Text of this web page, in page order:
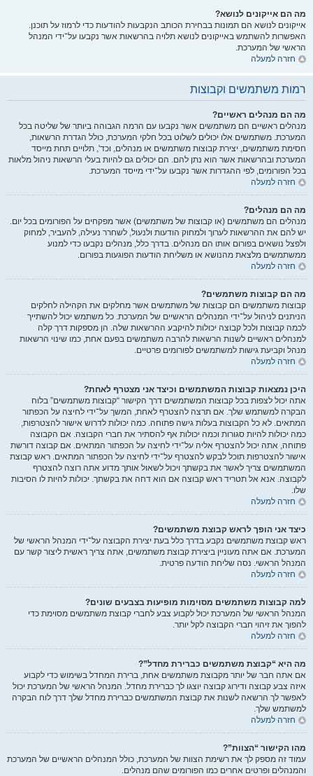
מה הם אייקונים לנושא?
אייקונים לנושא הם תמונות בבחירת הכותב הנקבעות להודעות כדי לרמוז על תוכנן.
האפשרות להשתמש באייקונים לנושא תלויה בהרשאות אשר נקבעו על־ידי המנהל
הראשי של המערכת.
חזרה למעלה
רמות משתמשים וקבוצות
מה הם מנהלים ראשיים?
מנהלים ראשיים הם משתמשים אשר נקבעו עם הרמה הגבוהה ביותר של שליטה בכל
המערכת. משתמשים אלו יכולים לשלוט בכל חלקי המערכת, כולל הגדרת הרשאות,
חסימת משתמשים, יצירת קבוצות משתמשים או מנהלים, וכד', תלויים תחת מייסד
המערכת ובהרשאות אשר הוא נתן להם. הם יכולים גם להיות בעלי הרשאות ניהול מלאות
בכל הפורומים, לפי ההגדרות אשר נקבעו על־ידי מייסד המערכת.
חזרה למעלה
מה הם מנהלים?
מנהלים הם משתמשים (או קבוצות של משתמשים) אשר מפקחים על הפורומים בכל יום.
יש להם את ההרשאות לערוך ולמחוק הודעות ולנעול, לשחרר נעילה, להעביר, למחוק
ולפצל נושאים בפורום אותו הם מנהלים. בדרך כלל, מנהלים נקבעו כדי למנוע
ממשתמשים מלצאת מהנושא או משליחת הודעות הפוגעות בפורום.
חזרה למעלה
מה הם קבוצות משתמשים?
קבוצות משתמשים הם קבוצות של משתמשים אשר מחלקים את הקהילה לחלקים
הניתנים לניהול על־ידי המנהלים הראשיים של המערכת. כל משתמש יכול להשתייך
לכמה קבוצות ולכל קבוצה יכולות להיקבע ההרשאות שלה. הן מספקות דרך קלה
למנהלים ראשיים לשנות הרשאות להרבה משתמשים בפעם אחת, כמו שינוי הרשאות
מנהל וקביעת גישות למשתמשים לפורומים פרטיים.
חזרה למעלה
היכן נמצאות קבוצות המשתמשים וכיצד אני מצטרף לאחת?
אתה יכול לצפות בכל קבוצות המשתמשים דרך הקישור “קבוצות משתמשים” בלוח
הבקרה למשתמש שלך. אם תרצה להצטרף לאחת, המשך על־ידי לחיצה על הכפתור
המתאים. לא כל הקבוצות בעלות גישה פתוחה. כמה יכולות לדרוש אישור להצטרפות,
כמה יכולות להיות סגורות וכמה יכולות אף להסתיר את חברי הקבוצה. אם הקבוצה
פתוחה, אתה יכול להצטרף אליה על־ידי לחיצה על הכפתור המתאים. אם קבוצה דורשת
אישור להצטרפות תוכל לבקש להצטרף על־ידי לחיצה על הכפתור המתאים. ראש קבוצת
המשתמשים צריך לאשר את בקשתך ויכול לשאול אותך מדוע אתה רוצה להצטרף
לקבוצה. אנא אל תטריד ראש קבוצה אם הוא דחה את בקשתך. יכולות להיות לו הסיבות
שלו.
חזרה למעלה
כיצד אני הופך לראש קבוצת משתמשים?
ראש קבוצת משתמשים נקבע בדרך כלל בעת יצירת הקבוצה על־ידי המנהל הראשי של
המערכת. אם אתה מעוניין ביצירת קבוצת משתמשים, אתה צריך ראשית ליצור קשר עם
המנהל הראשי. נסה שליחת הודעה פרטית.
חזרה למעלה
למה קבוצות משתמשים מסוימות מופיעות בצבעים שונים?
המנהל הראשי של המערכת יכול לקבוע צבע לחברי קבוצת משתמשים מסוימת כדי
להפוך את זיהוי חברי הקבוצה לקל יותר.
חזרה למעלה
מה היא “קבוצת משתמשים כברירת מחדל”?
אם אתה חבר של יותר מקבוצת משתמשים אחת, ברירת המחדל בשימוש כדי לקבוע
איזה צבע קבוצה ודירוג קבוצה יוצגו לך כברירת מחדל. המנהל הראשי של המערכת יכול
לאפשר לך הרשאה לשנות את קבוצת המשתמשים כברירת מחדל שלך דרך לוח הבקרה
למשתמש שלך.
חזרה למעלה
מהו הקישור “הצוות”?
עמוד זה מספק לך את רשימת הצוות של המערכת, כולל המנהלים הראשיים של המערכת
והמנהלים ופרטים אחרים כמו הפורומים שהם מנהלים.